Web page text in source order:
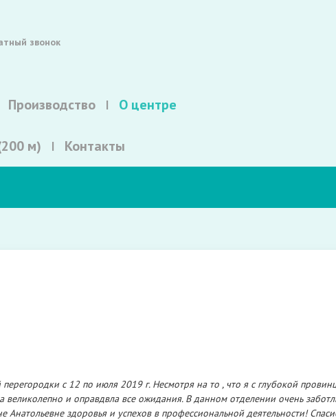
звонок
Производство О центре
м) Контакты
с 12 по июля 2019 г. Несмотря на то , что я с глубокой
великолепно и оправдвла все ожидания. В данном отделении очень
Анатольевне здоровья и успехов в профессиональной деятельности!